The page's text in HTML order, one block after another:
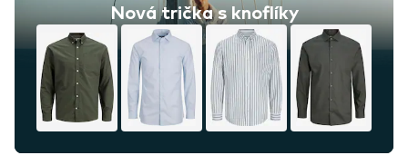
Nová trička s knoflíky